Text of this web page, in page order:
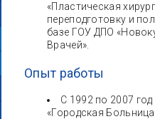
«Пластическая
переподготовку и
базе ГОУ ДПО
Врачей».
Опыт работы
С 1992 по 2007
«Городская